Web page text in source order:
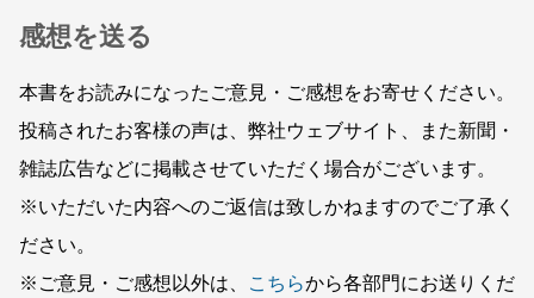
感想を送る
本書をお読みになったご意見・ご感想をお寄せください。
投稿されたお客様の声は、弊社ウェブサイト、また新聞・
雑誌広告などに掲載させていただく場合がございます。
※いただいた内容へのご返信は致しかねますのでご了承く
ださい。
※ご意見・ご感想以外は、
こちらから各部門にお送りくだ